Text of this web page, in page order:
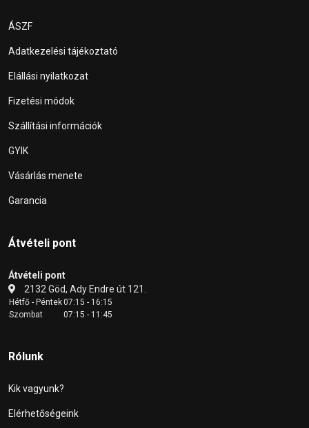
ÁSZF
Adatkezelési tájékoztató
Elállási nyilatkozat
Fizetési módok
Szállítási információk
GYIK
Vásárlás menete
Garancia
Átvételi pont
Átvételi pont
2132 Göd, Ady Endre út 121.
Hétfő - Péntek07:15 - 16:15
Szombat
07:15 - 11:45
Rólunk
Kik vagyunk?
Elérhetőségeink